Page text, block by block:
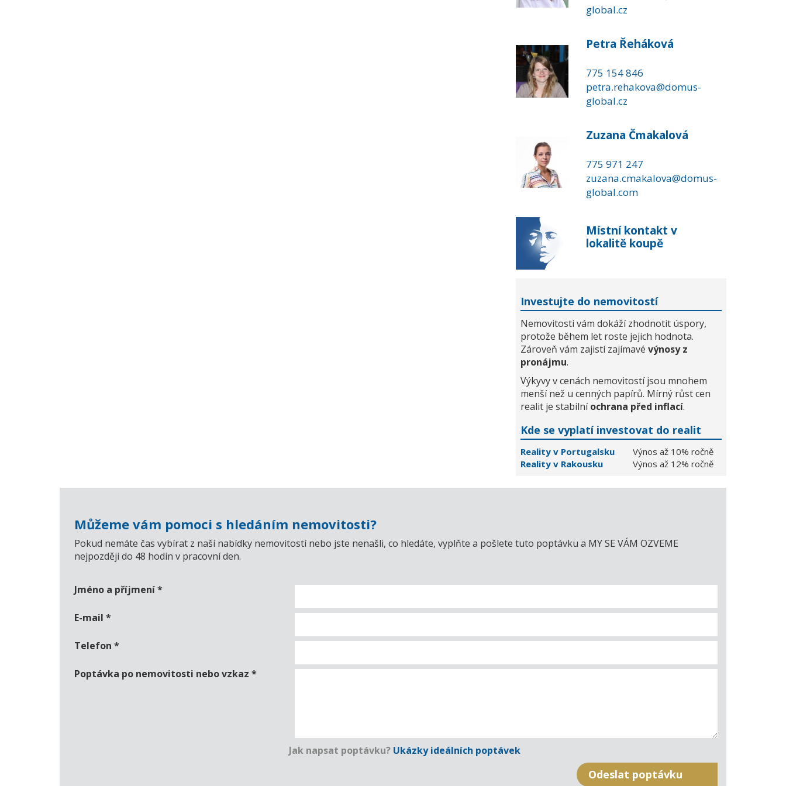
global.cz
Petra Řeháková
775 154 846
petra.rehakova@domus-
global.cz
Zuzana Čmakalová
775 971 247
zuzana.cmakalova@domus-
global.com
Místní kontakt v
lokalitě koupě
Investujte do nemovitostí
Nemovitosti vám dokáží zhodnotit úspory,
protože během let roste jejich hodnota.
Zároveň vám zajistí zajímavé výnosy z
pronájmu.
Výkyvy v cenách nemovitostí jsou mnohem
menší než u cenných papírů. Mírný růst cen
realit je stabilníochrana před inflací.
Kde se vyplatí investovat do realit
Reality v Portugalsku
Výnos až 10% ročně
Reality v Rakousku
Výnos až 12% ročně
Můžeme vám pomoci s hledáním nemovitosti?
Pokud nemáte čas vybírat z naší nabídky nemovitostí nebo jste nenašli, co hledáte, vyplňte a pošlete tuto poptávku a MY SE VÁM OZVEME
nejpozději do 48 hodin v pracovní den.
Jméno a příjmení*
E-mail *
Telefon *
Poptávka po nemovitosti nebo vzkaz *
Jak napsat poptávku? Ukázky ideálních poptávek